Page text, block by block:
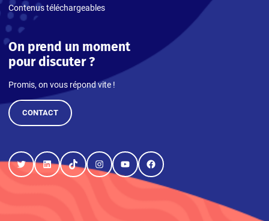
Contenus téléchargeables
On prend un moment
pour discuter ?
Promis, on vous répond vite !
CONTACT
TwitterLinkedInTikTokInstagram
YouTubeFacebook